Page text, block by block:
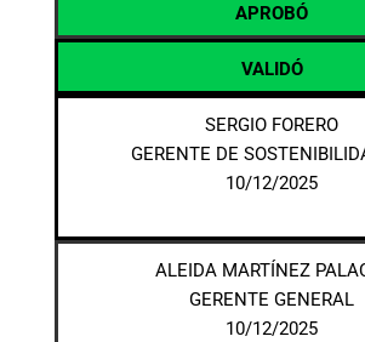
APROBÓ
VALIDÓ
SERGIO FORERO
GERENTE DE
10/12/2025
ALEIDA MARTÍNEZ
GERENTE GENERAL
10/12/2025